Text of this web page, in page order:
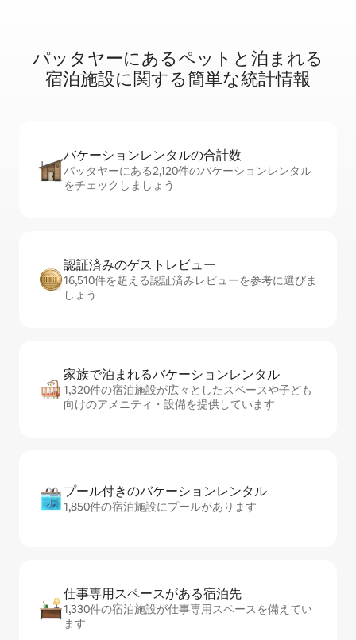
パッタヤーに⁠あ⁠るペ⁠ッ⁠ト⁠と泊⁠ま⁠れ⁠る
宿⁠泊⁠施⁠設⁠に関⁠す⁠る簡⁠単⁠な統⁠計⁠情⁠報
バケーションレ⁠ン⁠タ⁠ル⁠の合⁠計⁠数
パッタヤーにある2,120件のバケーションレンタル
をチェックしましょう
認証済みのゲ⁠ス⁠ト⁠レ⁠ビ⁠ュ⁠ー
16,510件を超える認証済みレビューを参考に選びま
しょう
家族で泊まれるバ⁠ケ⁠ー⁠シ⁠ョ⁠ンレ⁠ン⁠タ⁠ル
1,320件の宿泊施設が広々としたスペースや子ども
向けのアメニティ・設備を提供しています
プール付きのバ⁠ケ⁠ー⁠シ⁠ョ⁠ンレ⁠ン⁠タ⁠ル
1,850件の宿泊施設にプールがあります
仕事専用ス⁠ペ⁠ー⁠スがあ⁠る宿⁠泊⁠先
1,330件の宿泊施設が仕事専用スペースを備えてい
ます